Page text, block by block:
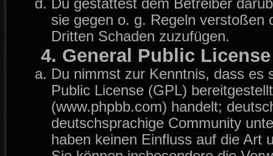
Du gestattest dem Betreiber
sie gegen o. g. Regeln verstoßen
Dritten Schaden zuzufügen.
4. General Public License
Du nimmst zur Kenntnis, dass es
Public License (GPL)
(www.phpbb.com) handelt;
deutschsprachige Community
haben keinen Einfluss auf die Art